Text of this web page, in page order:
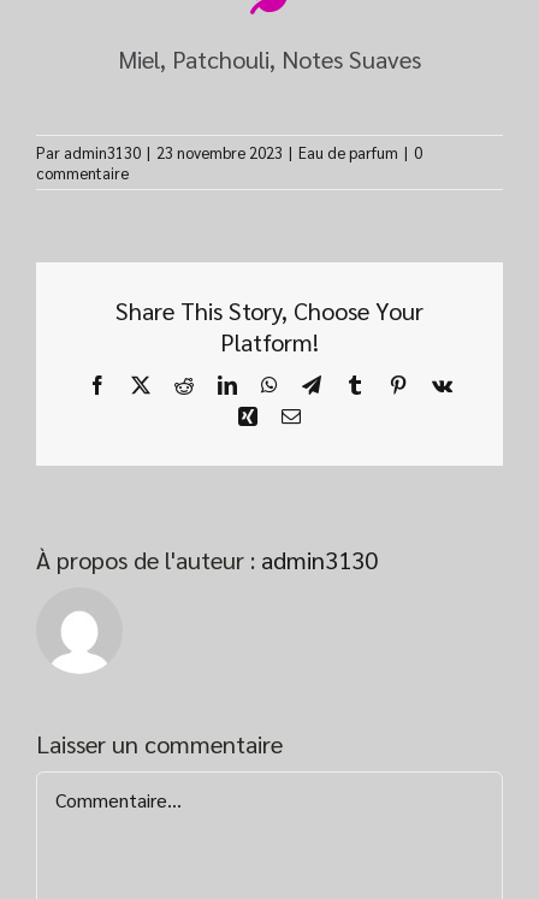
Miel, Patchouli, Notes Suaves
Par admin3130 | 23 novembre 2023 | Eau de parfum | 0
commentaire
Share This Story, Choose Your
Platform!
Facebook
X RedditLinkedInWhatsApp
TelegramTumblrPinterest
Vk
Xing Email
À propos de l'auteur : admin3130
Laisser un commentaire
Commentaire